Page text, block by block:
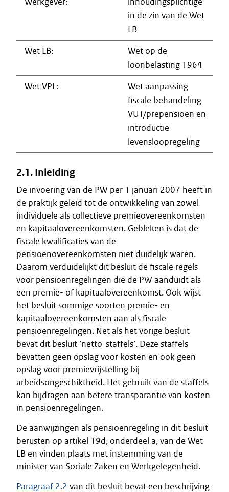
in de zin van de Wet
LB
Wet LB:
Wet op de
loonbelasting 1964
Wet VPL:
Wet aanpassing
fiscale behandeling
VUT/prepensioen en
introductie
levensloopregeling
2.1. Inleiding
De invoering van de PW per 1 januari 2007 heeft in
de praktijk geleid tot de ontwikkeling van zowel
individuele als collectieve premieovereenkomsten
en kapitaalovereenkomsten. Gebleken is dat de
fiscale kwalificaties van de
pensioenovereenkomsten niet duidelijk waren.
Daarom verduidelijkt dit besluit de fiscale regels
voor pensioenregelingen die de PW aanduidt als
een premie- of kapitaalovereenkomst. Ook wijst
het besluit sommige soorten premie- en
kapitaalovereenkomsten aan als fiscale
pensioenregelingen. Net als het vorige besluit
bevat dit besluit ’netto-staffels’. Deze staffels
bevatten geen opslag voor kosten en ook geen
opslag voor premievrijstelling bij
arbeidsongeschiktheid. Het gebruik van de staffels
kan bijdragen aan betere transparantie van kosten
in pensioenregelingen.
De aanwijzingen als pensioenregeling in dit besluit
berusten op artikel 19d, onderdeel a, van de Wet
LB en vinden plaats met instemming van de
minister van Sociale Zaken en Werkgelegenheid.
Paragraaf 2.2 van dit besluit bevat een beschrijving